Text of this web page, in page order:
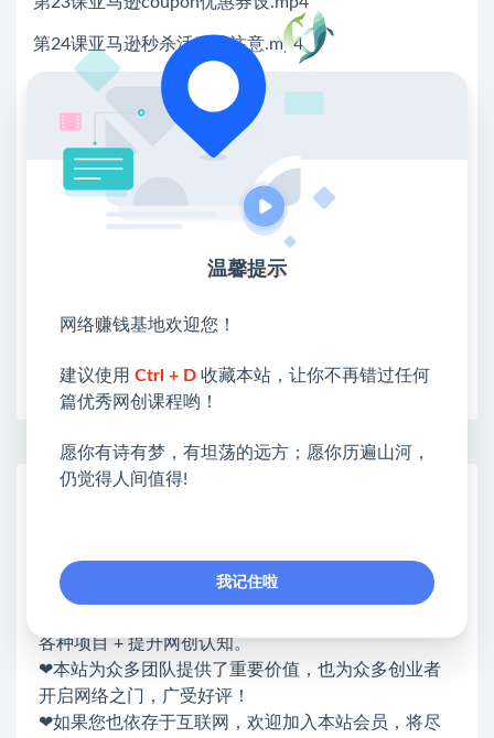
第24课亚马逊秒杀活动及注意.mp4
💖课程资料【免费】领取教程💖
①：点击右上角【 】三个点
②：选择【在浏览器打开】
③：点击右上方【登录】领取
限时活动：注册新用户赠送VIP
收藏 海报 链接
❤本站：本站整合多方资源站，主要面向互联网创业
类&副业类，资源丰富 物超所值。
各种项目 + 提升网创认知。
❤本站为众多团队提供了重要价值，也为众多创业者
开启网络之门，广受好评！
❤如果您也依存于互联网，欢迎加入本站会员，将尽
温馨提示
网络赚钱基地欢迎您！
建议使用 Ctrl + D 收藏本站，让你不再错过任何
篇优秀网创课程哟！
愿你有诗有梦，有坦荡的远方；愿你历遍山河，
仍觉得人间值得!
我记住啦